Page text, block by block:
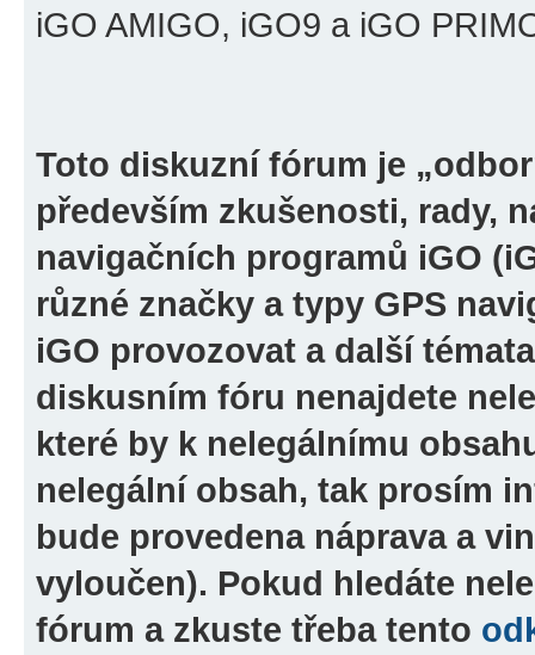
iGO AMIGO, iGO9 a iGO
Toto diskuzní fórum je
především zkušenosti, rady,
navigačních programů iGO
různé značky a typy GPS
iGO provozovat a další
diskusním fóru nenajdete
které by k nelegálnímu
nelegální obsah, tak prosím
bude provedena náprava a
vyloučen). Pokud hledáte
fórum a zkuste třeba tento